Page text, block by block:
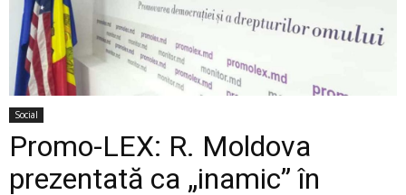
Social
Promo-LEX: R. Moldova
prezentată ca „inamic” în